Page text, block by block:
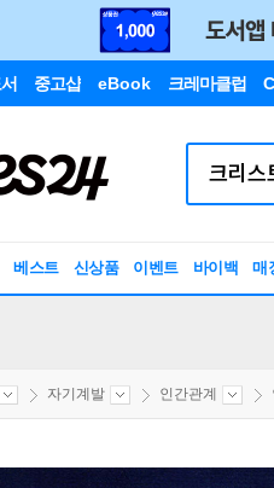
중고샵 eBook 크레마클럽
베스트 신상품 이벤트 바이백 매
자기계발 인간관계